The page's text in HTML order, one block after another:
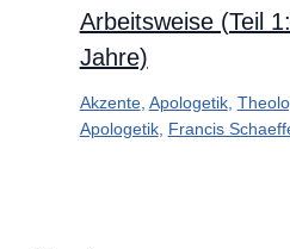
Arbeitsweise (Teil
Jahre)
Akzente, Apologetik,
Apologetik, Francis